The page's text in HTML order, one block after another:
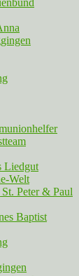
Liedgut
Welt
Peter & Paul
Baptist